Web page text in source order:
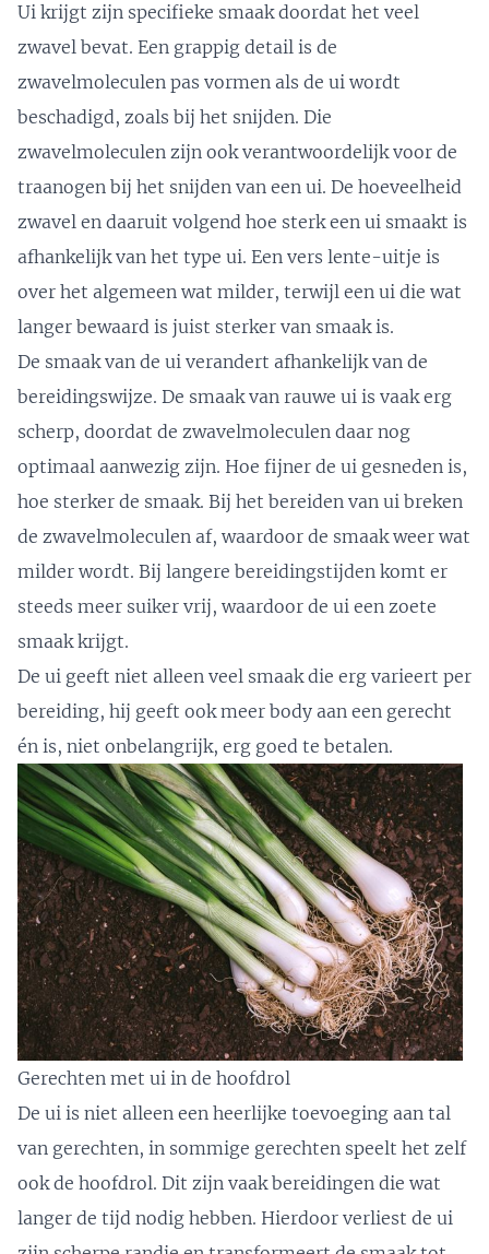
Ui krijgt zijn specifieke smaak doordat het veel
zwavel bevat. Een grappig detail is de
zwavelmoleculen pas vormen als de ui wordt
beschadigd, zoals bij het snijden. Die
zwavelmoleculen zijn ook verantwoordelijk voor de
traanogen bij het snijden van een ui. De hoeveelheid
zwavel en daaruit volgend hoe sterk een ui smaakt is
afhankelijk van het type ui. Een vers lente-uitje is
over het algemeen wat milder, terwijl een ui die wat
langer bewaard is juist sterker van smaak is.
De smaak van de ui verandert afhankelijk van de
bereidingswijze. De smaak van rauwe ui is vaak erg
scherp, doordat de zwavelmoleculen daar nog
optimaal aanwezig zijn. Hoe fijner de ui gesneden is,
hoe sterker de smaak. Bij het bereiden van ui breken
de zwavelmoleculen af, waardoor de smaak weer wat
milder wordt. Bij langere bereidingstijden komt er
steeds meer suiker vrij, waardoor de ui een zoete
smaak krijgt.
De ui geeft niet alleen veel smaak die erg varieert per
bereiding, hij geeft ook meer body aan een gerecht
én is, niet onbelangrijk, erg goed te betalen.
Gerechten met ui in de hoofdrol
De ui is niet alleen een heerlijke toevoeging aan tal
van gerechten, in sommige gerechten speelt het zelf
ook de hoofdrol. Dit zijn vaak bereidingen die wat
langer de tijd nodig hebben. Hierdoor verliest de ui